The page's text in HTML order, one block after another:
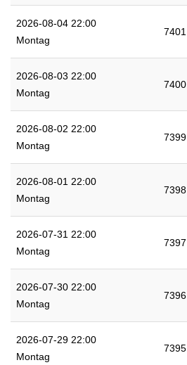
2026-08-04 22:00
Montag
7401
2026-08-03 22:00
Montag
7400
2026-08-02 22:00
Montag
7399
2026-08-01 22:00
Montag
7398
2026-07-31 22:00
Montag
7397
2026-07-30 22:00
Montag
7396
2026-07-29 22:00
Montag
7395